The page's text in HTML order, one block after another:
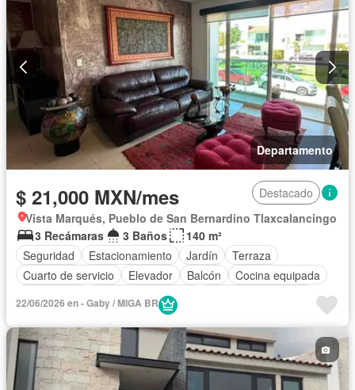
Departamento
$ 21,000 MXN/mes
Destacado
Vista Marqués, Pueblo de San Bernardino Tlaxcalancingo
3 Recámaras
3 Baños
140 m²
Seguridad
Estacionamiento Jardín
Terraza
Cuarto de servicio
Elevador Balcón
Cocina equipada
Cuarto de Limpieza
Completamente amueblado
22/06/2026 en - Gaby / MIGA BR